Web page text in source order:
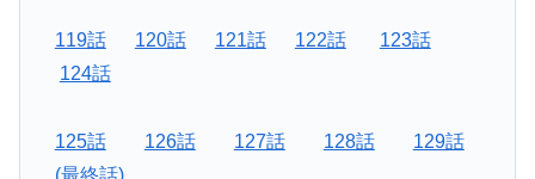
119話 120話 121話 122話
123話
124話
125話 126話 127話 128話
129話